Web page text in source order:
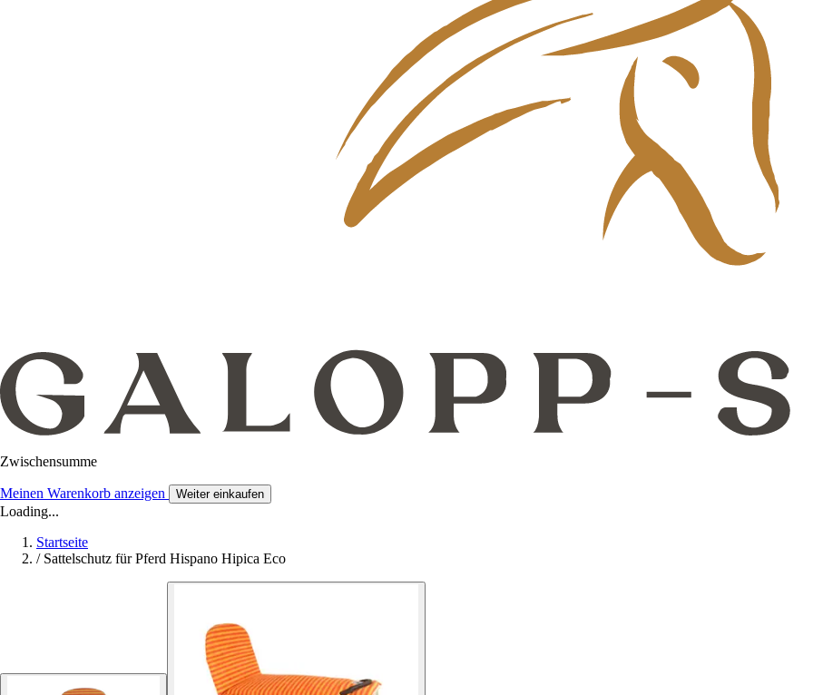
Zwischensumme
Meinen Warenkorb anzeigen Weiter einkaufen
Loading...
Startseite
/ Sattelschutz für Pferd Hispano Hipica Eco